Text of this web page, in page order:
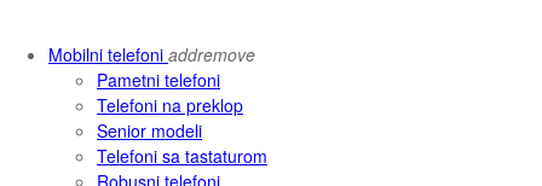
Mobilni telefoni addremove
Pametni telefoni
Telefoni na preklop
Senior modeli
Telefoni sa tastaturom
Robusni telefoni